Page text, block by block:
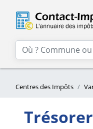
Centres des Impôts